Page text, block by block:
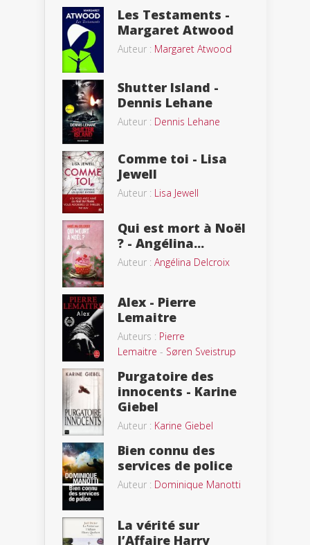
Les Testaments -
Margaret Atwood
Auteur : Margaret Atwood
Shutter Island -
Dennis Lehane
Auteur : Dennis Lehane
Comme toi - Lisa
Jewell
Auteur : Lisa Jewell
Qui est mort à Noël
? - Angélina...
Auteur : Angélina Delcroix
Alex - Pierre
Lemaitre
Auteurs : Pierre
Lemaitre - Søren Sveistrup
Purgatoire des
innocents - Karine
Giebel
Auteur : Karine Giebel
Bien connu des
services de police
Auteur : Dominique Manotti
La vérité sur
l’Affaire Harry